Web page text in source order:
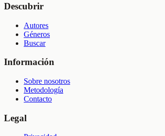
Descubrir
Autores
Géneros
Buscar
Información
Sobre nosotros
Metodología
Contacto
Legal